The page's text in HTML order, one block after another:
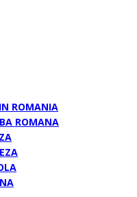
ROMANIA
ROMANA